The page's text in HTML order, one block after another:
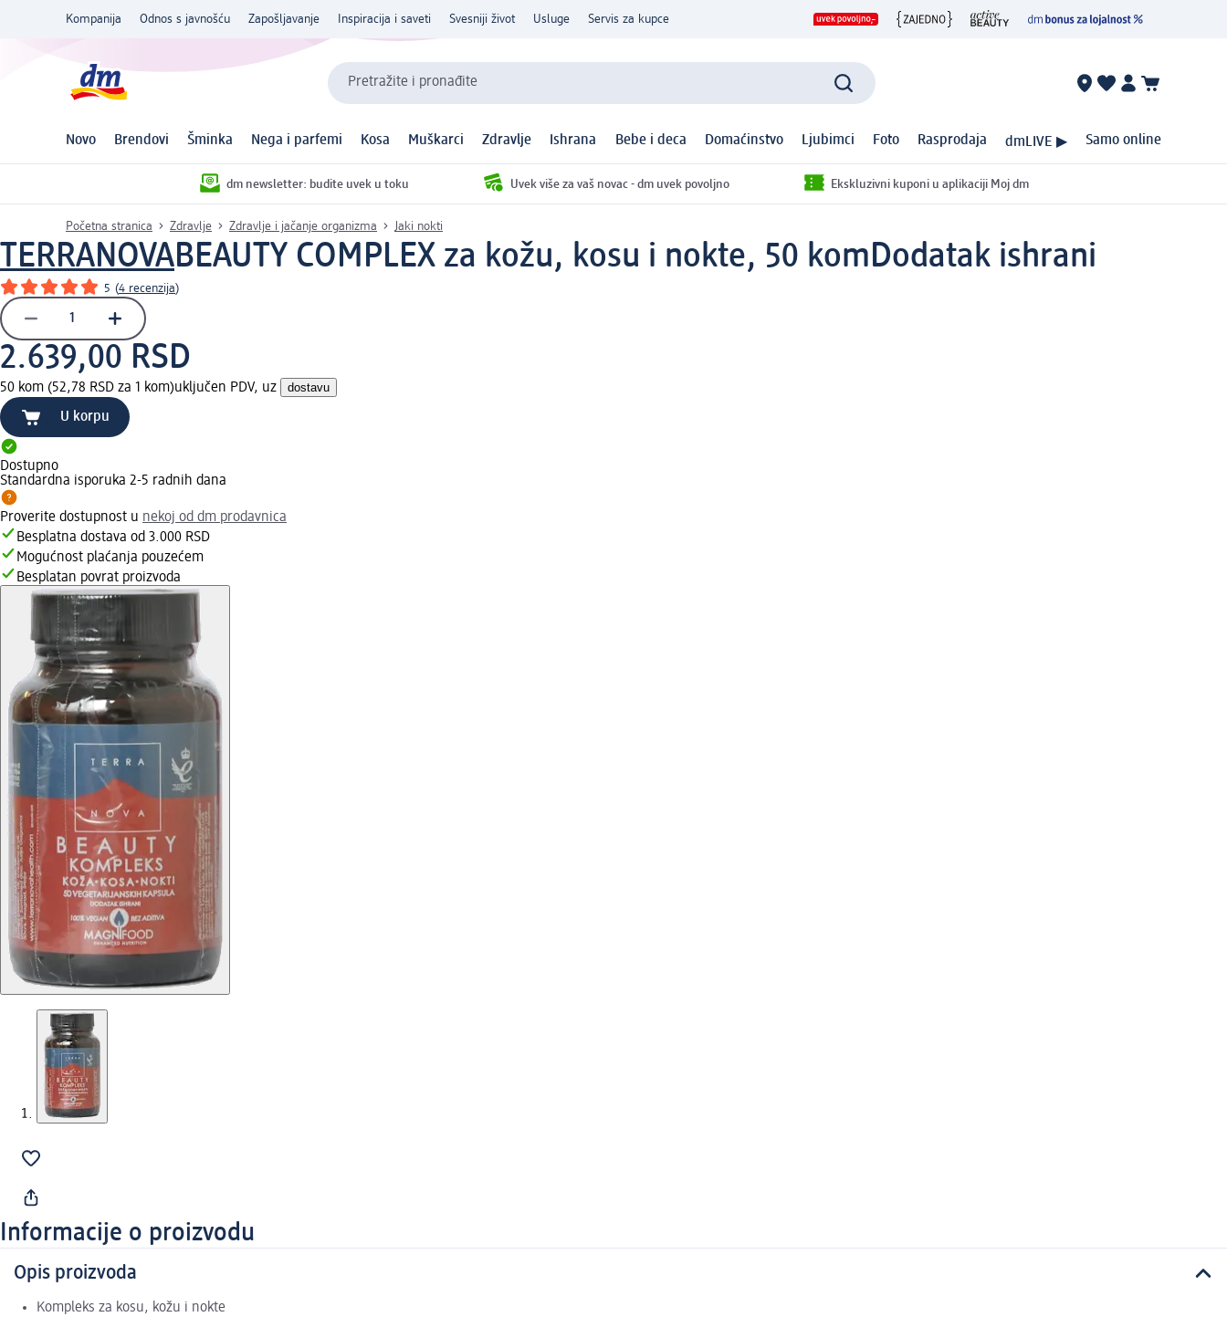
Kompanija Odnos s javnošću Zapošljavanje Inspiracija i saveti Svesniji život Usluge Servis za kupce
Pretražite i pronađite
Novo Brendovi Šminka Nega i parfemi Kosa Muškarci Zdravlje Ishrana Bebe i deca Domaćinstvo Ljubimci Foto Rasprodaja dmLIVE ▶ Samo online
dm newsletter: budite uvek u toku Uvek više za vaš novac - dm uvek povoljno Ekskluzivni kuponi u aplikaciji Moj dm
Početna stranica Zdravlje Zdravlje i jačanje organizma Jaki nokti
TERRANOVABEAUTY COMPLEX za kožu, kosu i nokte, 50 komDodatak ishrani
5 (4 recenzija)
2.639,00 RSD
50 kom (52,78 RSD za 1 kom)uključen PDV, uz dostavu
U korpu
Dostupno
Standardna isporuka 2-5 radnih dana
Proverite dostupnost u nekoj od dm prodavnica
Besplatna dostava od 3.000 RSD
Mogućnost plaćanja pouzećem
Besplatan povrat proizvoda
Informacije o proizvodu
Opis proizvoda
Kompleks za kosu, kožu i nokte